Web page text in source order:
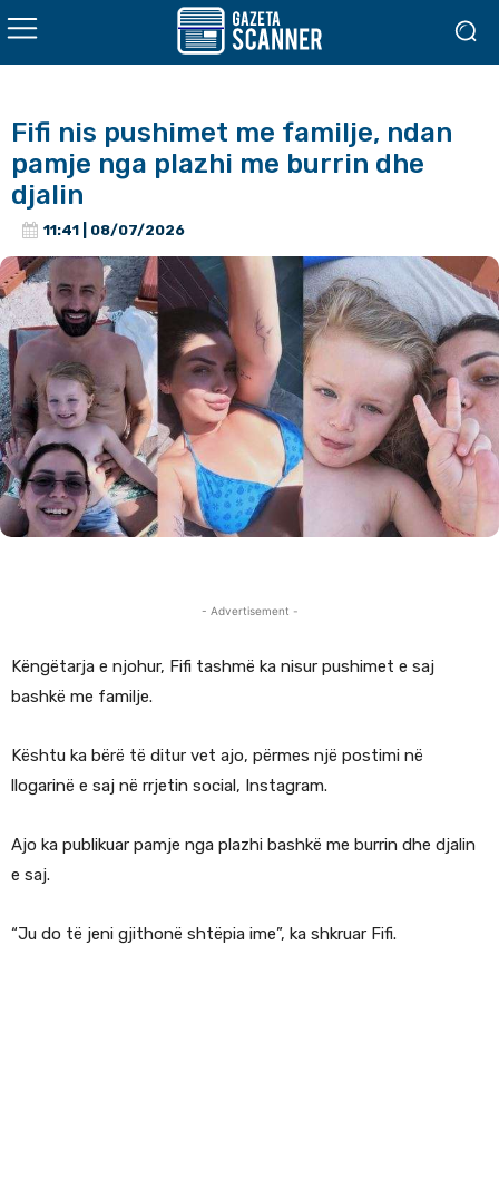
Fifi nis pushimet me familje, ndan
pamje nga plazhi me burrin dhe
djalin
11:41 | 08/07/2026
- Advertisement -
Këngëtarja e njohur, Fifi tashmë ka nisur pushimet e saj
bashkë me familje.
Kështu ka bërë të ditur vet ajo, përmes një postimi në
llogarinë e saj në rrjetin social, Instagram.
Ajo ka publikuar pamje nga plazhi bashkë me burrin dhe djalin
e saj.
“Ju do të jeni gjithonë shtëpia ime”, ka shkruar Fifi.